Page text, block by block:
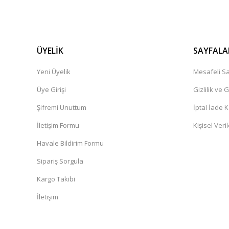
ÜYELİK
Yeni Üyelik
Üye Girişi
Şifremi Unuttum
İletişim Formu
Havale Bildirim Formu
Sipariş Sorgula
Kargo Takibi
İletişim
Mesafeli
Gizlilik ve
İptal İade
Kişisel